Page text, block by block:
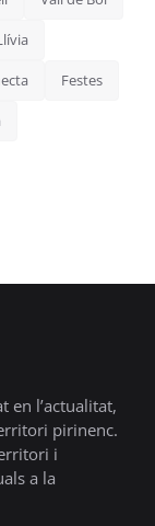
Festes
en l’actualitat,
pirinenc.
i
a la